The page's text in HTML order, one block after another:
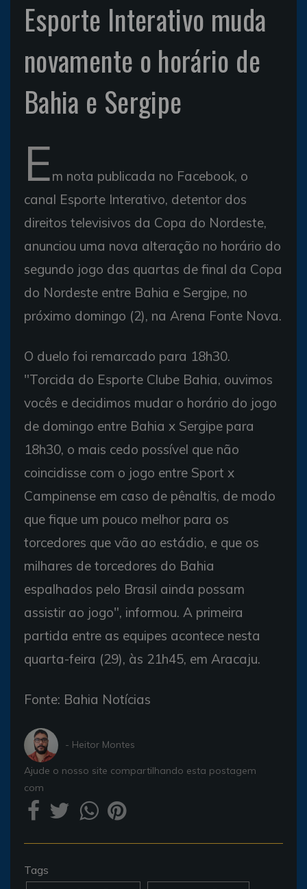
Esporte Interativo muda
novamente o horário de
Bahia e Sergipe
Em nota publicada no Facebook, o
canal Esporte Interativo, detentor dos
direitos televisivos da Copa do Nordeste,
anunciou uma nova alteração no horário do
segundo jogo das quartas de final da Copa
do Nordeste entre Bahia e Sergipe, no
próximo domingo (2), na Arena Fonte Nova.
O duelo foi remarcado para 18h30.
"Torcida do Esporte Clube Bahia, ouvimos
vocês e decidimos mudar o horário do jogo
de domingo entre Bahia x Sergipe para
18h30, o mais cedo possível que não
coincidisse com o jogo entre Sport x
Campinense em caso de pênaltis, de modo
que fique um pouco melhor para os
torcedores que vão ao estádio, e que os
milhares de torcedores do Bahia
espalhados pelo Brasil ainda possam
assistir ao jogo", informou. A primeira
partida entre as equipes acontece nesta
quarta-feira (29), às 21h45, em Aracaju.
Fonte: Bahia Notícias
- Heitor Montes
Ajude o nosso site compartilhando esta postagem
com
Tags